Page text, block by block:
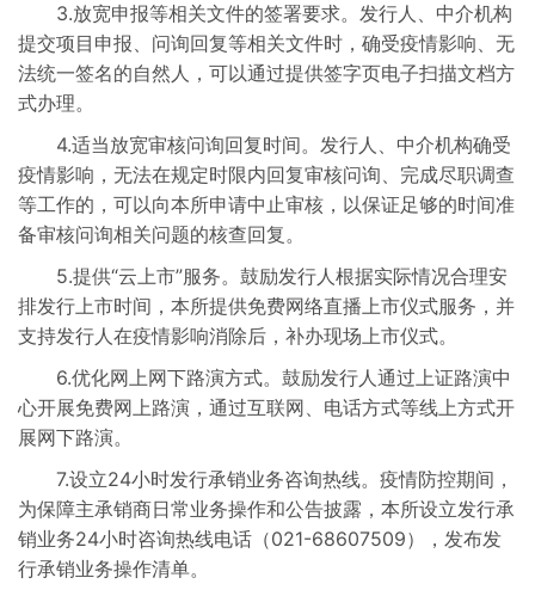
3.放宽申报等相关文件的签署要求。发行人、中介机构
提交项目申报、问询回复等相关文件时，确受疫情影响、无
法统一签名的自然人，可以通过提供签字页电子扫描文档方
式办理。
4.适当放宽审核问询回复时间。发行人、中介机构确受
疫情影响，无法在规定时限内回复审核问询、完成尽职调查
等工作的，可以向本所申请中止审核，以保证足够的时间准
备审核问询相关问题的核查回复。
5.提供“云上市”服务。鼓励发行人根据实际情况合理安
排发行上市时间，本所提供免费网络直播上市仪式服务，并
支持发行人在疫情影响消除后，补办现场上市仪式。
6.优化网上网下路演方式。鼓励发行人通过上证路演中
心开展免费网上路演，通过互联网、电话方式等线上方式开
展网下路演。
7.设立24小时发行承销业务咨询热线。疫情防控期间，
为保障主承销商日常业务操作和公告披露，本所设立发行承
销业务24小时咨询热线电话（021-68607509），发布发
行承销业务操作清单。